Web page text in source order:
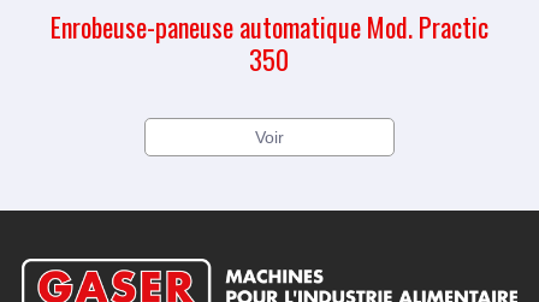
Enrobeuse-paneuse automatique Mod. Practic
350
Voir